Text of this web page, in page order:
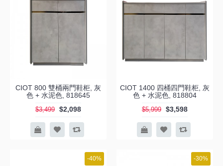
CIOT 800 雙桶兩門鞋柜, 灰
色 + 水泥色, 818645
$3,499 $2,098
CIOT 1400 四桶四門鞋柜, 灰
色 + 水泥色, 818804
$5,999 $3,598
-40% -30%